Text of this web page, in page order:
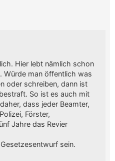
Hier lebt nämlich schon
Würde man öffentlich was
oder schreiben, dann ist
So ist es auch mit
dass jeder Beamter,
Förster,
Jahre das Revier
sein.